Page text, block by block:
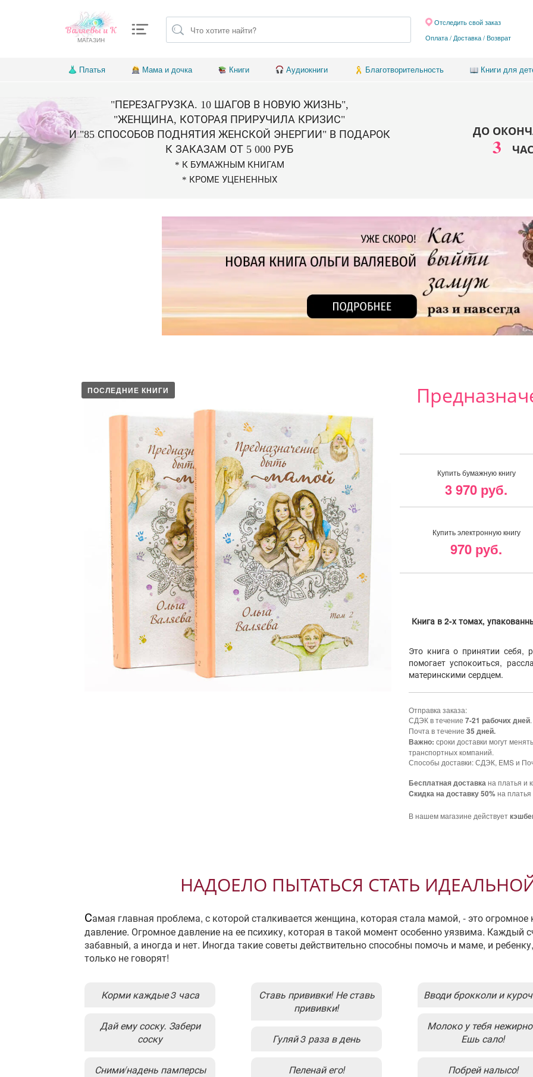
Валяевы и К
МАГАЗИН Оплата / Доставка/Возврат
Отследить свой заказ
Платья Мама и дочка Книги Аудиокниги Благотворительность Книги для
"ПЕРЕЗАГРУЗКА. 10 ШАГОВ В НОВУЮ ЖИЗНЬ",
"ЖЕНЩИНА, КОТОРАЯ ПРИРУЧИЛА КРИЗИС"
И "85 СПОСОБОВ ПОДНЯТИЯ ЖЕНСКОЙ ЭНЕРГИИ" В ПОДАРОК
К ЗАКАЗАМ ОТ 5 000 РУБ
* К БУМАЖНЫМ КНИГАМ
* КРОМЕ УЦЕНЕННЫХ
ДО
3
ПОСЛЕДНИЕ КНИГИ
Купить бумажную книгу
3 970 руб.
Купить электронную книгу
970 руб.
Книга в 2-х томах,
Это книга о принятии себя,
помогает успокоиться,
материнскими сердцем.
Отправка заказа:
СДЭК в течение 7-21 рабочих дней.
Почта в течение 35 дней.
Важно: сроки доставки могут
транспортных компаний.
Способы доставки: СДЭК, EMS и
Бесплатная доставкана платья и
Cкидка на доставку 50% на
В нашем магазине действует
НАДОЕЛО ПЫТАТЬСЯ СТАТЬ
Самая главная проблема, с которой сталкивается женщина, которая стала мамой, - это
давление. Огромное давление на ее психику, которая в такой момент особенно уязвима. Каждый
забавный, а иногда и нет. Иногда такие советы действительно способны помочь и маме, и
только не говорят!
Корми каждые 3 часа
Дай ему соску. Забери
соску
Сними/надень памперсы
Ставь прививки! Не ставь
прививки!
Гуляй 3 раза в день
Пеленай его!
Вводи брокколи и
Молоко у тебя нежирное.
Ешь сало!
Побрей налысо!